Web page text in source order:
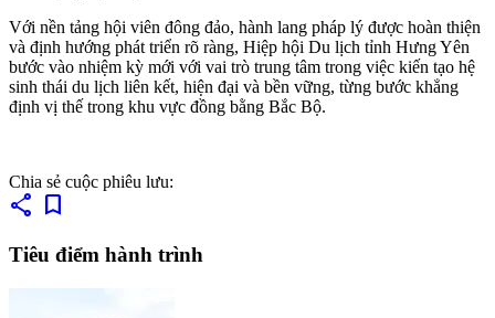
Với nền tảng hội viên đông đảo, hành lang pháp lý được hoàn thiện
và định hướng phát triển rõ ràng, Hiệp hội Du lịch tỉnh Hưng Yên
bước vào nhiệm kỳ mới với vai trò trung tâm trong việc kiến tạo hệ
sinh thái du lịch liên kết, hiện đại và bền vững, từng bước khẳng
định vị thế trong khu vực đồng bằng Bắc Bộ.
Chia sẻ cuộc phiêu lưu:
share bookmark
Tiêu điểm hành trình